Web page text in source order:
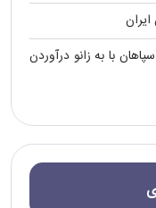
با به زانو درآوردن